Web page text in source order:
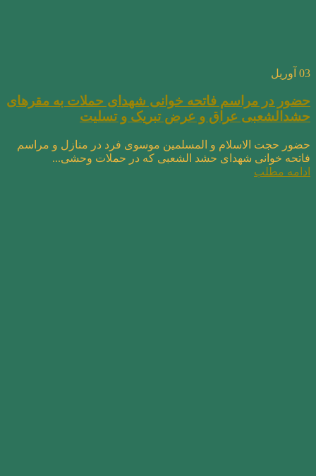
03 آوریل
حضور در مراسم فاتحه خوانی شهدای حملات به مقرهای
حشدالشعبی عراق و عرض تبریک و تسلیت
حضور حجت الاسلام و المسلمین موسوی فرد در منازل و مراسم
فاتحه خوانی شهدای حشد الشعبی که در حملات وحشی...
ادامه مطلب